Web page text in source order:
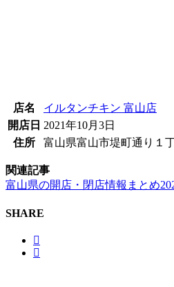
店名
イルタンチキン 富山店
開店日 2021年10月3日
住所
富山県富山市堤町通り１
関連記事
富山県の開店・閉店情報まとめ
SHARE